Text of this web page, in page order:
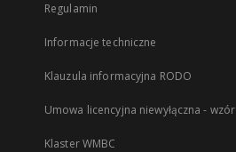
Regulamin
Informacje techniczne
Klauzula informacyjna RODO
Umowa licencyjna niewyłączna - wzór
Klaster WMBC